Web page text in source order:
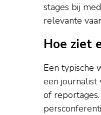
stages bij
relevante
Hoe ziet
Een typische
een journalist
of